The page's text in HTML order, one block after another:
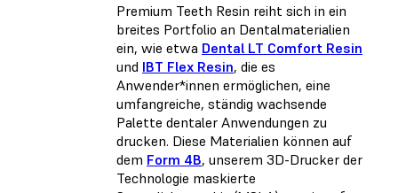
Premium Teeth Resin reiht sich in ein
breites Portfolio an Dentalmaterialien
ein, wie etwa Dental LT Comfort Resin
und IBT Flex Resin, die es
Anwender*innen ermöglichen, eine
umfangreiche, ständig wachsende
Palette dentaler Anwendungen zu
drucken. Diese Materialien können auf
dem Form 4B, unserem 3D-Drucker der
Technologie maskierte